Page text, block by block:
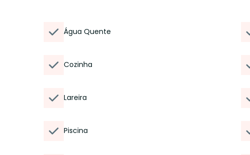
Água Quente
Cozinha
Lareira
Piscina